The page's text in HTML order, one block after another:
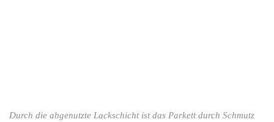
Durch die abgenutzte Lackschicht ist das Parkett durch Schmutz